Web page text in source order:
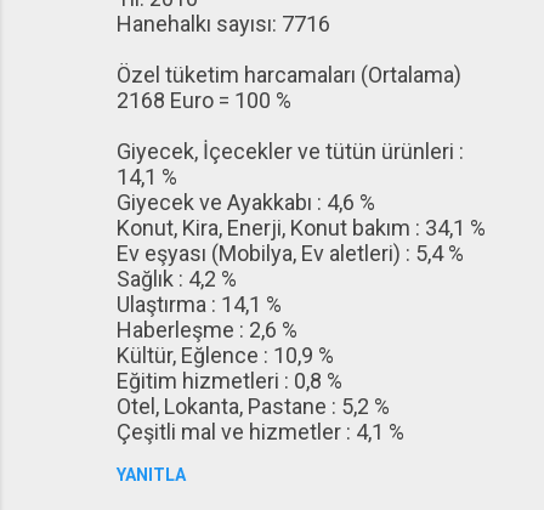
Hanehalkı sayısı: 7716
Özel tüketim harcamaları (Ortalama)
2168 Euro = 100 %
Giyecek, İçecekler ve tütün ürünleri :
14,1 %
Giyecek ve Ayakkabı : 4,6 %
Konut, Kira, Enerji, Konut bakım : 34,1 %
Ev eşyası (Mobilya, Ev aletleri) : 5,4 %
Sağlık : 4,2 %
Ulaştırma : 14,1 %
Haberleşme : 2,6 %
Kültür, Eğlence : 10,9 %
Eğitim hizmetleri : 0,8 %
Otel, Lokanta, Pastane : 5,2 %
Çeşitli mal ve hizmetler : 4,1 %
YANITLA